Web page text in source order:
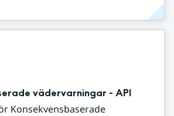
vädervarningar - API
Konsekvensbaserade